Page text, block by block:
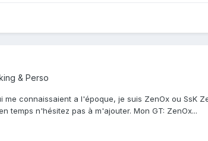
& Perso
connaissaient a l'époque, je suis ZenOx ou SsK
temps n'hésitez pas à m'ajouter. Mon GT: ZenOx...